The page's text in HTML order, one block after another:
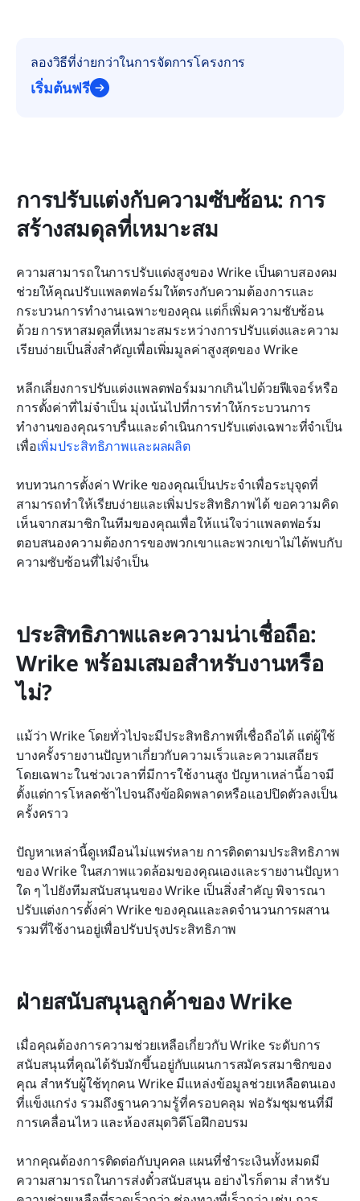
ลองวิธีที่ง่ายกว่าในการจัดการโครงการ
เริ่มต้นฟรี
การปรับแต่งกับความซับซ้อน: การ
สร้างสมดุลที่เหมาะสม
ความสามารถในการปรับแต่งสูงของ Wrike เป็นดาบสองคม
ช่วยให้คุณปรับแพลตฟอร์มให้ตรงกับความต้องการและ
กระบวนการทำงานเฉพาะของคุณ แต่ก็เพิ่มความซับซ้อน
ด้วย การหาสมดุลที่เหมาะสมระหว่างการปรับแต่งและความ
เรียบง่ายเป็นสิ่งสำคัญเพื่อเพิ่มมูลค่าสูงสุดของ Wrike
หลีกเลี่ยงการปรับแต่งแพลตฟอร์มมากเกินไปด้วยฟีเจอร์หรือ
การตั้งค่าที่ไม่จำเป็น มุ่งเน้นไปที่การทำให้กระบวนการ
ทำงานของคุณราบรื่นและดำเนินการปรับแต่งเฉพาะที่จำเป็น
เพื่อเพิ่มประสิทธิภาพและผลผลิต
ทบทวนการตั้งค่า Wrike ของคุณเป็นประจำเพื่อระบุจุดที่
สามารถทำให้เรียบง่ายและเพิ่มประสิทธิภาพได้ ขอความคิด
เห็นจากสมาชิกในทีมของคุณเพื่อให้แน่ใจว่าแพลตฟอร์ม
ตอบสนองความต้องการของพวกเขาและพวกเขาไม่ได้พบกับ
ความซับซ้อนที่ไม่จำเป็น
ประสิทธิภาพและความน่าเชื่อถือ:
Wrike พร้อมเสมอสำหรับงานหรือ
ไม่?
แม้ว่า Wrike โดยทั่วไปจะมีประสิทธิภาพที่เชื่อถือได้ แต่ผู้ใช้
บางครั้งรายงานปัญหาเกี่ยวกับความเร็วและความเสถียร
โดยเฉพาะในช่วงเวลาที่มีการใช้งานสูง ปัญหาเหล่านี้อาจมี
ตั้งแต่การโหลดช้าไปจนถึงข้อผิดพลาดหรือแอปปิดตัวลงเป็น
ครั้งคราว
ปัญหาเหล่านี้ดูเหมือนไม่แพร่หลาย การติดตามประสิทธิภาพ
ของ Wrike ในสภาพแวดล้อมของคุณเองและรายงานปัญหา
ใด ๆ ไปยังทีมสนับสนุนของ Wrike เป็นสิ่งสำคัญ พิจารณา
ปรับแต่งการตั้งค่า Wrike ของคุณและลดจำนวนการผสาน
รวมที่ใช้งานอยู่เพื่อปรับปรุงประสิทธิภาพ
ฝ่ายสนับสนุนลูกค้าของ Wrike
เมื่อคุณต้องการความช่วยเหลือเกี่ยวกับ Wrike ระดับการ
สนับสนุนที่คุณได้รับมักขึ้นอยู่กับแผนการสมัครสมาชิกของ
คุณ สำหรับผู้ใช้ทุกคน Wrike มีแหล่งข้อมูลช่วยเหลือตนเอง
ที่แข็งแกร่ง รวมถึงฐานความรู้ที่ครอบคลุม ฟอรัมชุมชนที่มี
การเคลื่อนไหว และห้องสมุดวิดีโอฝึกอบรม
หากคุณต้องการติดต่อกับบุคคล แผนที่ชำระเงินทั้งหมดมี
ความสามารถในการส่งตั๋วสนับสนุน อย่างไรก็ตาม สำหรับ